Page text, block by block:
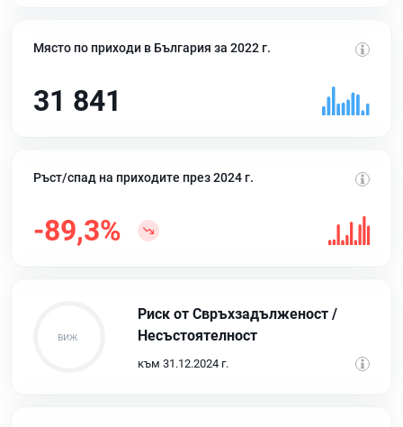
Място по приходи в България за 2022 г.
31 841
Ръст/спад на приходите през 2024 г.
-89,3%
Риск от Свръхзадълженост /
Несъстоятелност
към 31.12.2024 г.